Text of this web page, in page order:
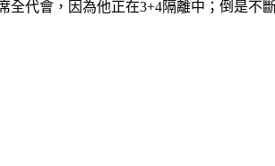
代會，因為他正在3+4隔離中；倒是不